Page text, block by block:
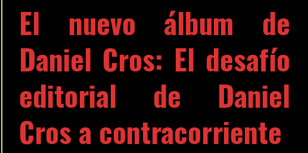
El nuevo álbum de
Daniel Cros: El desafío
editorial de Daniel
Cros a contracorriente